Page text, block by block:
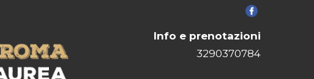
Info e prenotazioni
3290370784